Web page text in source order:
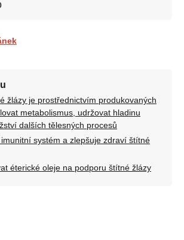
žlázy je prostřednictvím produkovaných
metabolismus, udržovat hladinu
dalších tělesných procesů
imunitní systém a zlepšuje zdraví štítné
éterické oleje na podporu štítné žlázy